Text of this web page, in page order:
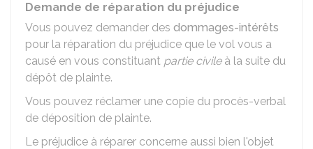
Demande de réparation du préjudice
Vous pouvez demander des dommages-intérêts
pour la réparation du préjudice que le vol vous a
causé en vous constituant partie civileà la suite du
dépôt de plainte.
Vous pouvez réclamer une copie du procès-verbal
de déposition de plainte.
Le préjudice à réparer concerne aussi bien l'objet